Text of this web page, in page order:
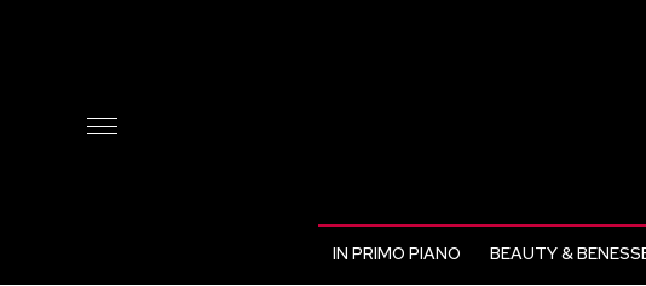
IN PRIMO PIANO BEAUTY &